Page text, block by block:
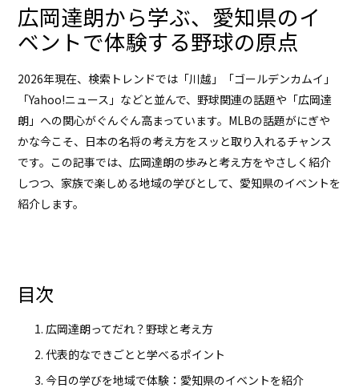
広岡達朗から学ぶ、愛知県のイ
ベントで体験する野球の原点
2026年現在、検索トレンドでは「川越」「ゴールデンカムイ」
「Yahoo!ニュース」などと並んで、野球関連の話題や「広岡達
朗 」への関心がぐんぐん高まっています。MLBの話題がにぎや
かな今こそ、日本の名将の考え方をスッと取り入れるチャンス
です。この記事では、 広岡達朗の歩みと考え方をやさしく紹介
しつつ、家族で楽しめる地域の学びとして、愛知県のイベントを
紹介します。
目次
広岡達朗ってだれ？野球と考え方
代表的なできごとと学べるポイント
今日の学びを地域で体験：愛知県のイベントを紹介